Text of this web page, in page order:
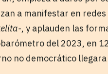
a manifestar en
, y aplauden las
del 2023, en
no democrático